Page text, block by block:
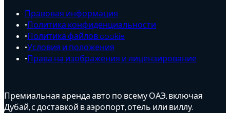
Правовая информация
• Политика конфиденциальности
• Политика файлов cookie
•Условия и положения
• Права на изображения и лицензирование
Премиальная аренда авто по всему ОАЭ, включая
Дубай, с доставкой в аэропорт, отель или виллу.